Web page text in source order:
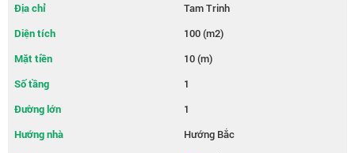
Địa chỉ
Tam Trinh
Diện tích
100 (m2)
Mặt tiền
10 (m)
Số tầng
1
Đường lớn
1
Hướng nhà
Hướng Bắc